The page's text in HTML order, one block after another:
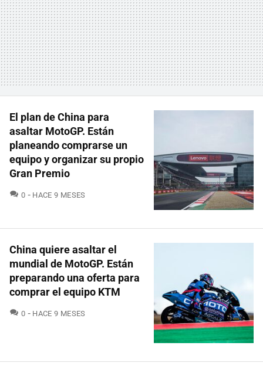
El plan de China para
asaltar MotoGP. Están
planeando comprarse un
equipo y organizar su propio
Gran Premio
0 COMENTARIOS
HACE 9 MESES
China quiere asaltar el
mundial de MotoGP. Están
preparando una oferta para
comprar el equipo KTM
0 COMENTARIOS
HACE 9 MESES